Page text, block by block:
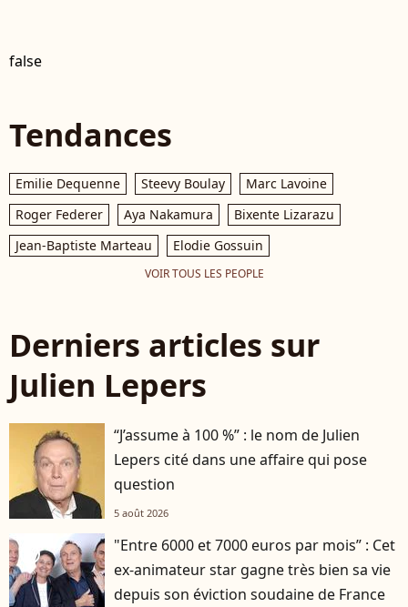
false
Tendances
Emilie Dequenne Steevy Boulay
Marc Lavoine
Roger Federer
Aya Nakamura
Bixente Lizarazu
Jean-Baptiste Marteau
Elodie Gossuin
VOIR TOUS LES PEOPLE
Derniers articles sur
Julien Lepers
“J’assume à 100 %” : le nom de Julien
Lepers cité dans une affaire qui pose
question
5 août 2026
player2
"Entre 6000 et 7000 euros par mois” : Cet
ex-animateur star gagne très bien sa vie
depuis son éviction soudaine de France